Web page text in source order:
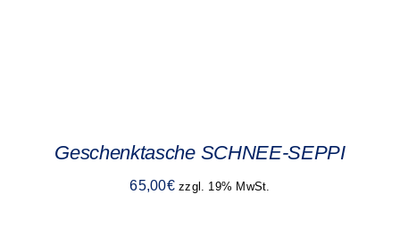
Geschenktasche SCHNEE-SEPPI
65,00€ zzgl. 19% MwSt.